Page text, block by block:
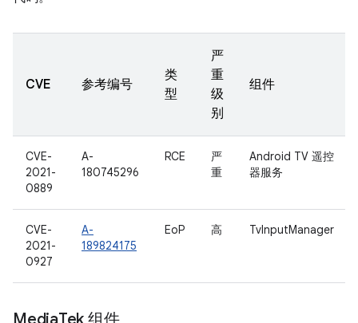
CVE 参考编号
类
型
严
重
级
别
组件
CVE-
2021-
0889
A-
180745296
RCE
严
重
Android TV 遥控
器服务
CVE-
2021-
0927
A-
189824175
EoP 高 TvInputManager